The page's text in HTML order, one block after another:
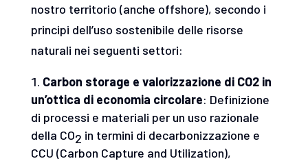
nostro territorio (anche offshore), secondo i
principi dell’uso sostenibile delle risorse
naturali nei seguenti settori:
Carbon storage e valorizzazione di CO2 in
un’ottica di economia circolare: Definizione
di processi e materiali per un uso razionale
della CO2 in termini di decarbonizzazione e
CCU (Carbon Capture and Utilization),